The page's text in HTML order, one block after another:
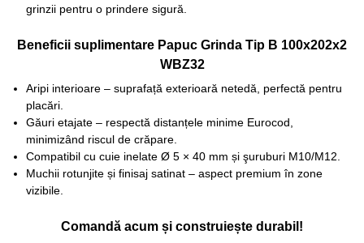
grinzii pentru o prindere sigură.
Beneficii suplimentare Papuc Grinda Tip B 100x202x2
WBZ32
Aripi interioare – suprafață exterioară netedă, perfectă pentru
placări.
Găuri etajate – respectă distanțele minime Eurocod,
minimizând riscul de crăpare.
Compatibil cu cuie inelate Ø 5 × 40 mm și şuruburi M10/M12.
Muchii rotunjite și finisaj satinat – aspect premium în zone
vizibile.
Comandă acum și construiește durabil!